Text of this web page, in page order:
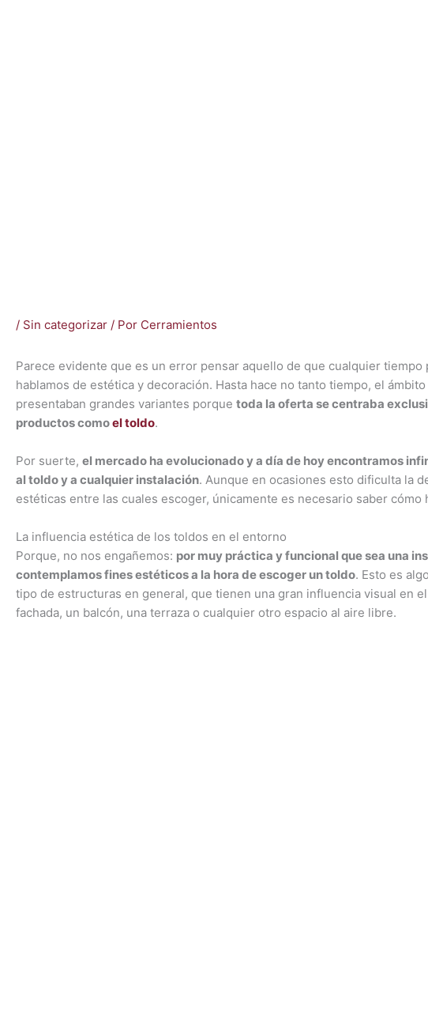
/ Sin categorizar / Por Cerramientos
Parece evidente que es un error pensar aquello de que cualquier tiempo
hablamos de estética y decoración. Hasta hace no tanto tiempo, el
presentaban grandes variantes porque toda la oferta se centraba
productos comoel toldo.
Por suerte, el mercado ha evolucionado y a día de hoy encontramos
al toldo y a cualquier instalación. Aunque en ocasiones esto dificulta la
estéticas entre las cuales escoger, únicamente es necesario saber cómo
La influencia estética de los toldos en el entorno
Porque, no nos engañemos: por muy práctica y funcional que sea una
contemplamos fines estéticos a la hora de escoger un toldo. Esto es
tipo de estructuras en general, que tienen una gran influencia visual en
fachada, un balcón, una terraza o cualquier otro espacio al aire libre.